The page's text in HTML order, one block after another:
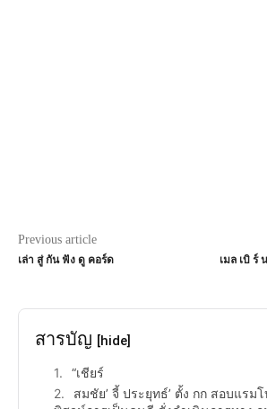
Previous article
เล่า สู่ กัน ฟัง ดู คอร์ด
เมล เบิ ร์
สารบัญ [hide]
“เชียร์
สมชัย’ จี้ ประยุทธ์’ ตั้ง กก สอบแรม